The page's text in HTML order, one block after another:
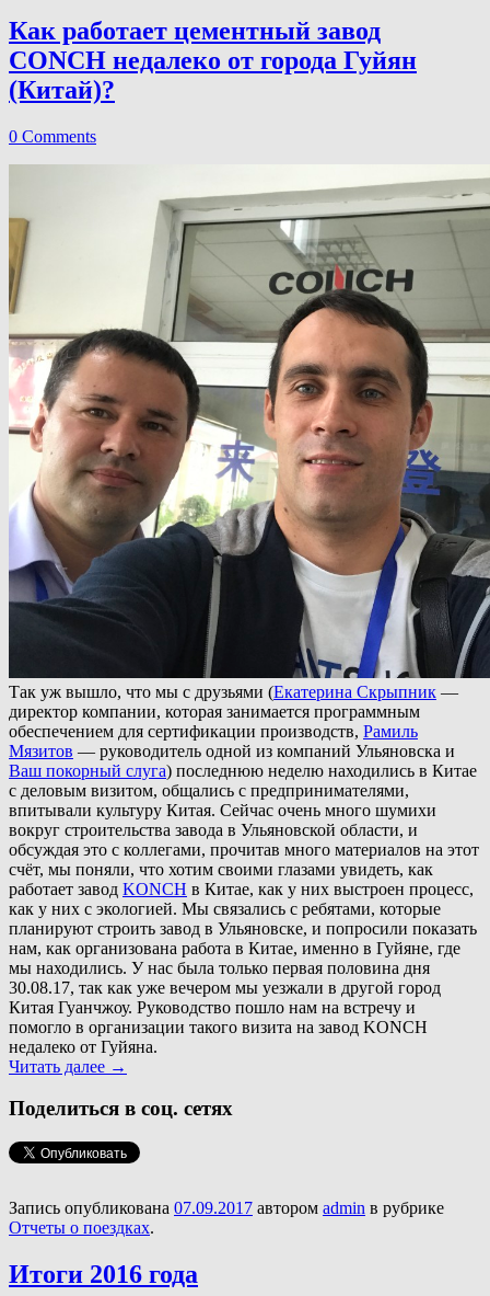
Как работает цементный завод
CONCH недалеко от города Гуйян
(Китай)?
0 Comments
Так уж вышло, что мы с друзьями (Екатерина Скрыпник —
директор компании, которая занимается программным
обеспечением для сертификации производств, Рамиль
Мязитов — руководитель одной из компаний Ульяновска и
Ваш покорный слуга) последнюю неделю находились в Китае
с деловым визитом, общались с предпринимателями,
впитывали культуру Китая. Сейчас очень много шумихи
вокруг строительства завода в Ульяновской области, и
обсуждая это с коллегами, прочитав много материалов на этот
счёт, мы поняли, что хотим своими глазами увидеть, как
работает завод KONCH в Китае, как у них выстроен процесс,
как у них с экологией. Мы связались с ребятами, которые
планируют строить завод в Ульяновске, и попросили показать
нам, как организована работа в Китае, именно в Гуйяне, где
мы находились. У нас была только первая половина дня
30.08.17, так как уже вечером мы уезжали в другой город
Китая Гуанчжоу. Руководство пошло нам на встречу и
помогло в организации такого визита на завод KONCH
недалеко от Гуйяна.
Читать далее →
Поделиться в соц. сетях
Запись опубликована 07.09.2017 автором admin в рубрике
Отчеты о поездках.
Итоги 2016 года